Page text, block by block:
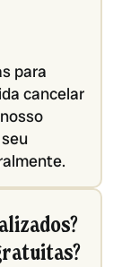
para
cancelar